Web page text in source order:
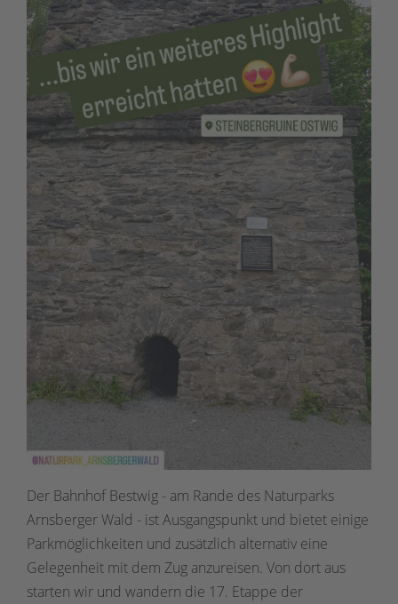
Der Bahnhof Bestwig - am Rande des Naturparks
Arnsberger Wald - ist Ausgangspunkt und bietet einige
Parkmöglichkeiten und zusätzlich alternativ eine
Gelegenheit mit dem Zug anzureisen. Von dort aus
starten wir und wandern die 17. Etappe der